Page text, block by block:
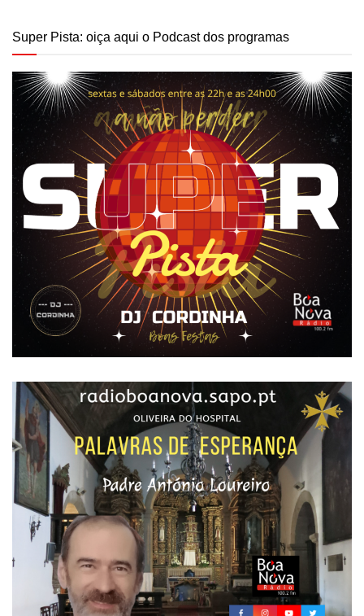
Super Pista: oiça aqui o Podcast dos programas